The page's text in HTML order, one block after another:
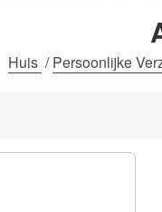
Huis /Persoonlijke